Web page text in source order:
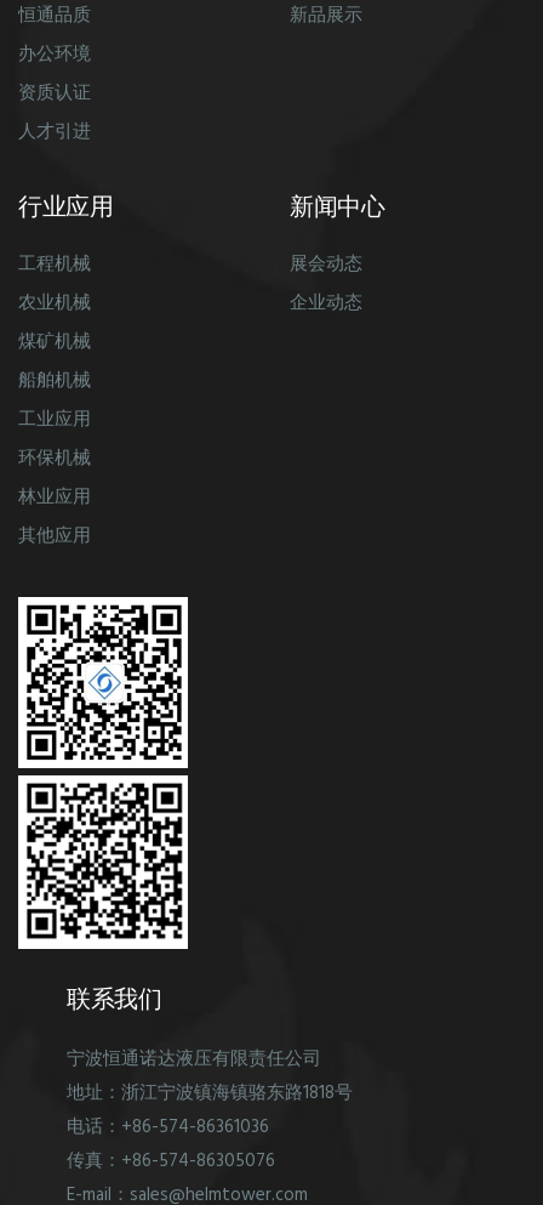
恒通品质
办公环境
资质认证
人才引进
新品展示
行业应用
工程机械
农业机械
煤矿机械
船舶机械
工业应用
环保机械
林业应用
其他应用
新闻中心
展会动态
企业动态
联系我们
宁波恒通诺达液压有限责任公司
地址：浙江宁波镇海镇骆东路1818号
电话：+86-574-86361036
传真：+86-574-86305076
E-mail：sales@helmtower.com